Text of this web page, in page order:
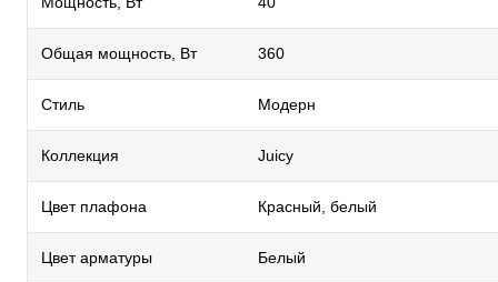
Общая мощность, Вт 360
Стиль Модерн
Коллекция Juicy
Цвет плафона Красный, белый
Цвет арматуры Белый